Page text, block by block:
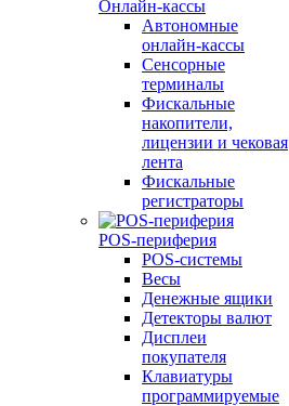
Онлайн-кассы
Автономные
онлайн-кассы
Сенсорные
терминалы
Фискальные
накопители,
лицензии и чековая
лента
Фискальные
регистраторы
POS-периферия
POS-системы
Весы
Денежные ящики
Детекторы валют
Дисплеи
покупателя
Клавиатуры
программируемые